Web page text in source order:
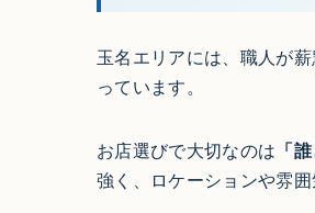
玉名エリアには、職人が
っています。
お店選びで大切なのは 「
強く、ロケーションや雰囲